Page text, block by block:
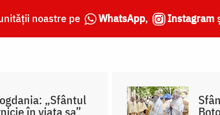
noastre pe WhatsApp, Instagram
„Sfântul
în viața sa”